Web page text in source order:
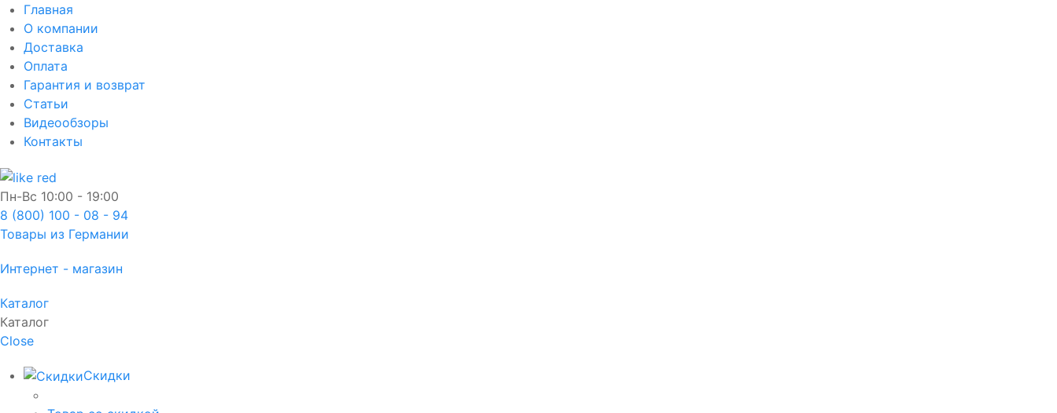
Главная
О компании
Доставка
Оплата
Гарантия и возврат
Статьи
Видеообзоры
Контакты
Пн-Вс 10:00 - 19:00
8 (800) 100 - 08 - 94
Товары из Германии
Интернет - магазин
Каталог
Каталог
Close
Скидки